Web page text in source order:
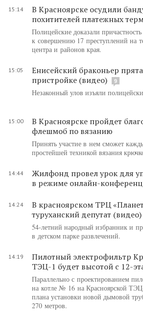
15:14
В Красноярске осудили
похитителей платежных
Полицейские доказали
к совершению 17 преступлений на
центра и районов края.
15:05
Енисейский браконьер
пристройке (видео)
9
Незаконный улов изъяли
15:00
В Красноярске пройдет
флешмоб по вязанию
Принять участие в нем сможет
простейшей техникой вязания
14:44
Жилфонд провел урок для
в режиме онлайн-
14:24
В красноярском ТРЦ
туруханский депутат (видео)
54-летний народный избранник и
в детском парке развлечений.
14:19
Пилотный электрофильтр
ТЭЦ-1 будет высотой с 12-
Параллельно с проектированием
на котле № 16 на Красноярской ТЭЦ-
плана установки новой дымовой
270 метров.